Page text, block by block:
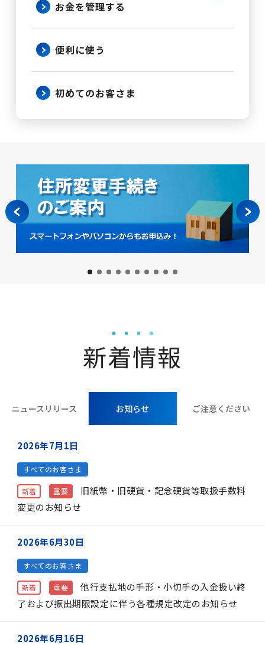
お金を管理する
便利に使う
初めてのお客さま
新着情報
ニュースリリース お知らせ
2026年7月1日
すべてのお客さま
新着 重要
旧紙幣・旧硬貨・記念硬貨等取扱手数料
変更のお知らせ
2026年6月30日
すべてのお客さま
新着 重要
他行支払地の手形・小切手の入金扱い終
了および振出期限設定に伴う各種規定改定のお知らせ
2026年6月16日
ご注意ください